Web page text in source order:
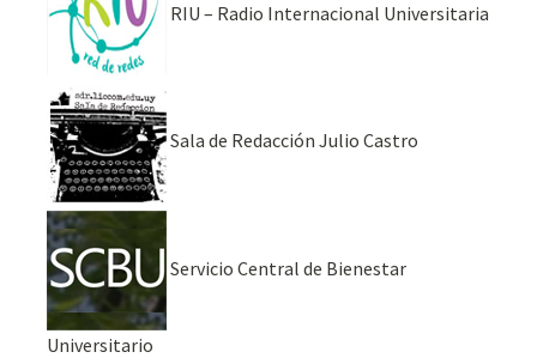
RIU – Radio Internacional Universitaria
Sala de Redacción Julio Castro
Servicio Central de Bienestar
Universitario